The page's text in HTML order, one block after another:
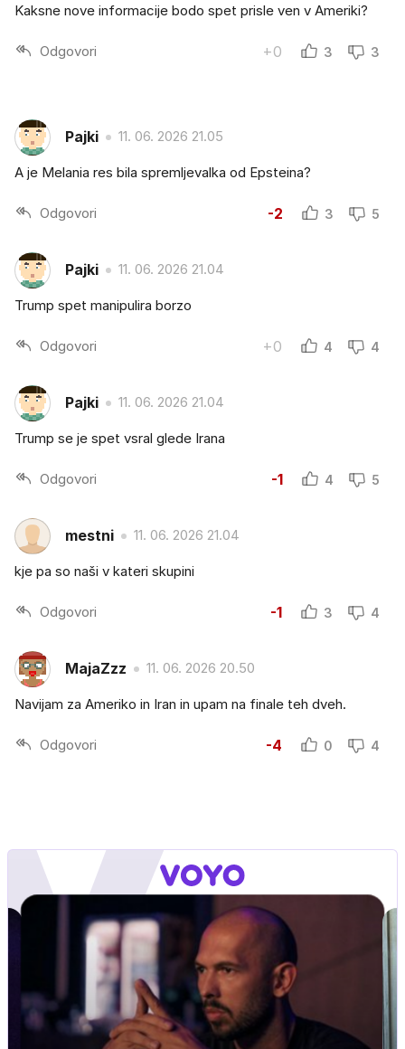
Kaksne nove informacije bodo spet prisle ven v Ameriki?
Odgovori +0 3 3
Pajki 11. 06. 2026 21.05
A je Melania res bila spremljevalka od Epsteina?
Odgovori -2 3 5
Pajki 11. 06. 2026 21.04
Trump spet manipulira borzo
Odgovori +0 4 4
Pajki 11. 06. 2026 21.04
Trump se je spet vsral glede Irana
Odgovori -1 4 5
mestni 11. 06. 2026 21.04
kje pa so naši v kateri skupini
Odgovori -1 3 4
MajaZzz 11. 06. 2026 20.50
Navijam za Ameriko in Iran in upam na finale teh dveh.
Odgovori -4 0 4